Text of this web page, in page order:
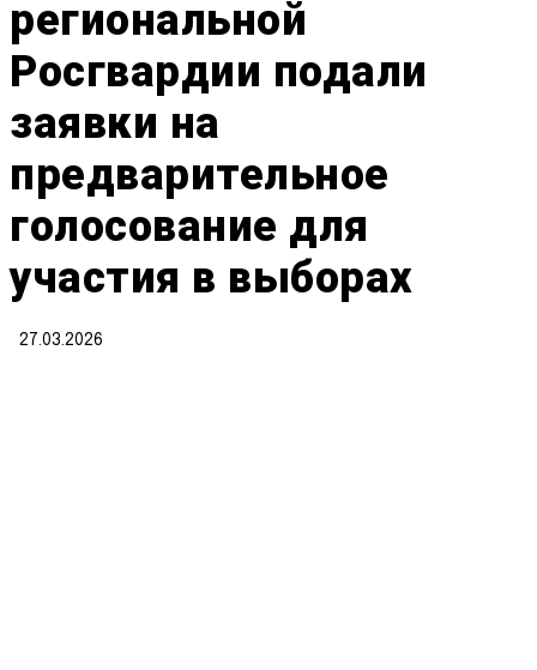
региональной
Росгвардии подали
заявки на
предварительное
голосование для
участия в выборах
27.03.2026